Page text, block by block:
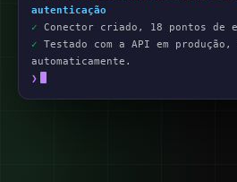
autenticação
✓ Conector criado, 18 pontos de
✓ Testado com a API em
automaticamente.
❯